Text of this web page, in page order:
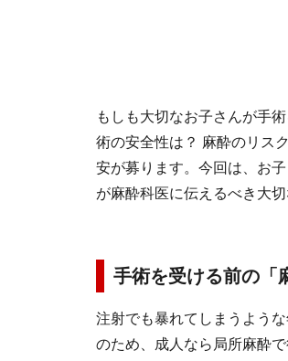
もしも大切なお子さんが手
術の安全性は？ 麻酔のリス
安が募ります。今回は、お
が麻酔科医に伝えるべき大切
手術を受ける前の「
注射でも暴れてしまうよう
のため、成人なら局所麻酔